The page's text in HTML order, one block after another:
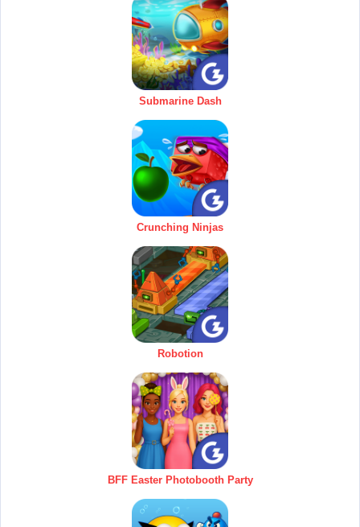
Submarine Dash
Crunching Ninjas
Robotion
BFF Easter Photobooth Party